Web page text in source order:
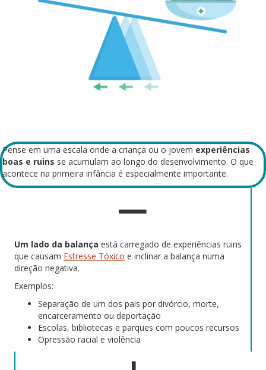
Pense em uma escala onde a criança ou o jovem experiências
boas e ruins se acumulam ao longo do desenvolvimento. O que
acontece na primeira infância é especialmente importante.
Um lado da balança está carregado de experiências ruins
que causam Estresse Tóxico e inclinar a balança numa
direção negativa.
Exemplos:
Separação de um dos pais por divórcio, morte,
encarceramento ou deportação
Escolas, bibliotecas e parques com poucos recursos
Opressão racial e violência